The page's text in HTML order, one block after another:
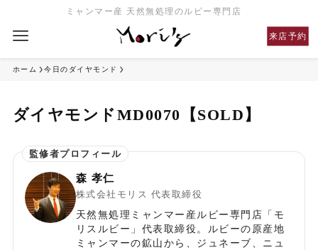
ミャンマー産 天然無処理のルビー専門店
来店予約
ホーム 今日のダイヤモンド
ダイヤモンドMD0070【SOLD】
森 孝仁
株式会社モリス 代表取締役
天然無処理ミャンマー産ルビー専門店「モ
リスルビー」代表取締役。ルビーの原産地
ミャンマーの鉱山から、ジュネーブ、ニュ